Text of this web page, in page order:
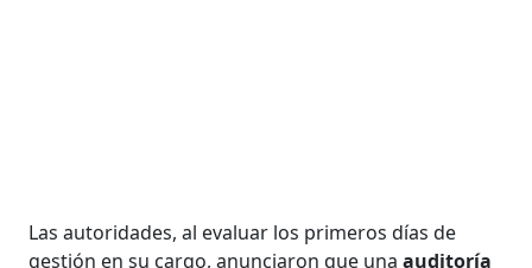
Las autoridades, al evaluar los primeros días de
gestión en su cargo, anunciaron que unaauditoría